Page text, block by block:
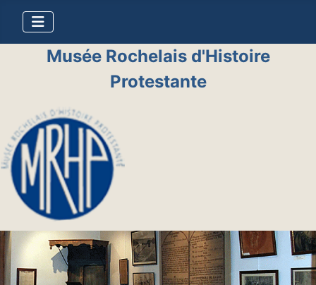
Musée Rochelais d'Histoire
Protestante